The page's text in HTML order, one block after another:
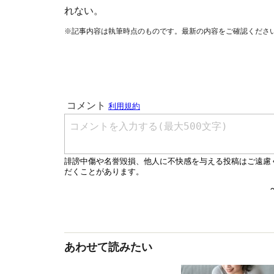
れない。
※記事内容は執筆時点のものです。最新の内容をご確認くださ
あわせて読みたい